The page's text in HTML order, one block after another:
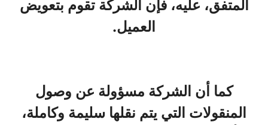
المتفق، عليه، فإن الشركة تقوم بتعويض
العميل.
كما أن الشركة مسؤولة عن وصول
المنقولات التي يتم نقلها سليمة وكاملة،